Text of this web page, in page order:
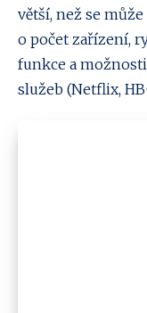
větší, než se
o počet zařízení,
funkce a
služeb (Netflix,